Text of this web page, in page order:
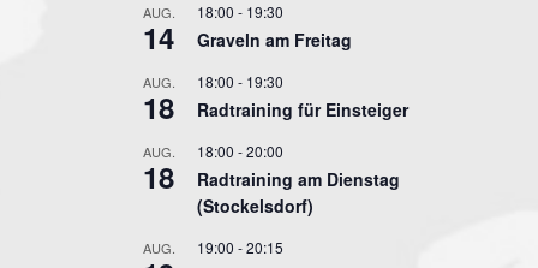
AUG.
14
18:00 - 19:30
Graveln am Freitag
AUG.
18
18:00 - 19:30
Radtraining für Einsteiger
AUG.
18
18:00 -20:00
Radtraining am Dienstag
(Stockelsdorf)
AUG. 19:00 -20:15